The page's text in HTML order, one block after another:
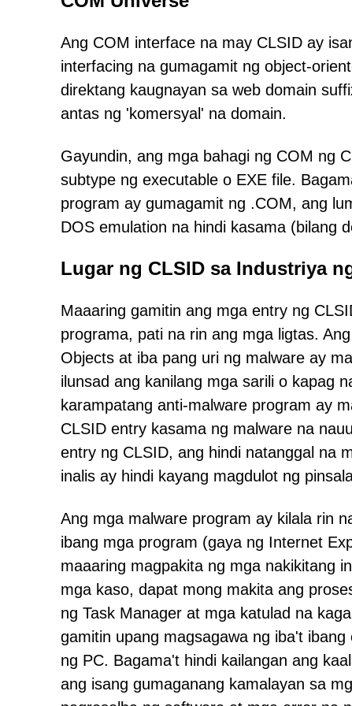
Ang COM interface na may CLSID ay
interfacing na gumagamit ng object-
direktang kaugnayan sa web domain
antas ng 'komersyal' na domain.
Gayundin, ang mga bahagi ng COM ng
subtype ng executable o EXE file.
program ay gumagamit ng .COM, ang
DOS emulation na hindi kasama (bilang
Lugar ng CLSID sa Industriya
Maaaring gamitin ang mga entry ng
programa, pati na rin ang mga ligtas.
Objects at iba pang uri ng malware ay
ilunsad ang kanilang mga sarili o kapag
karampatang anti-malware program ay
CLSID entry kasama ng malware na
entry ng CLSID, ang hindi natanggal na
inalis ay hindi kayang magdulot ng
Ang mga malware program ay kilala rin
ibang mga program (gaya ng Internet
maaaring magpakita ng mga nakikitang
mga kaso, dapat mong makita ang
ng Task Manager at mga katulad na
gamitin upang magsagawa ng iba't
ng PC. Bagama't hindi kailangan ang
ang isang gumaganang kamalayan sa